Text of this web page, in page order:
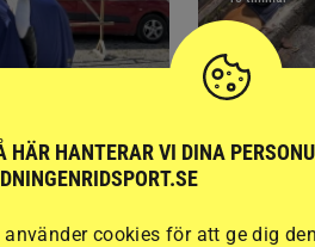
LÄSNING
HÄR HANTERAR VI DINA
använder cookies för att ge dig